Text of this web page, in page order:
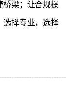
桥梁；让合规操
选择专业，选择